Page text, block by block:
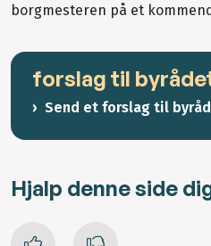
borgmesteren på et
forslag til
Send et forslag til
Hjalp denne side